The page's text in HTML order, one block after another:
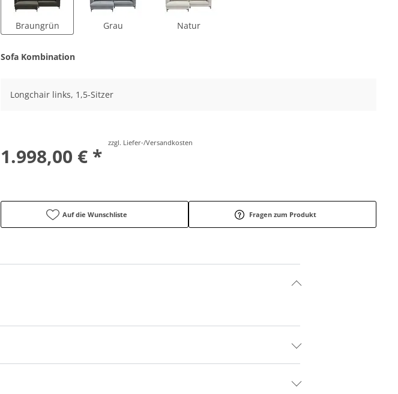
Braungrün Grau Natur
Sofa Kombination
Longchair links, 1,5-Sitzer
1.998,00 € *
zzgl. Liefer-/Versandkosten
Auf die Wunschliste Fragen zum Produkt